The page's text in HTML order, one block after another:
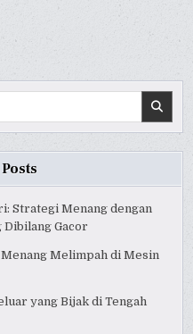
Strategi Menang dengan
Dibilang Gacor
Menang Melimpah di Mesin
yang Bijak di Tengah